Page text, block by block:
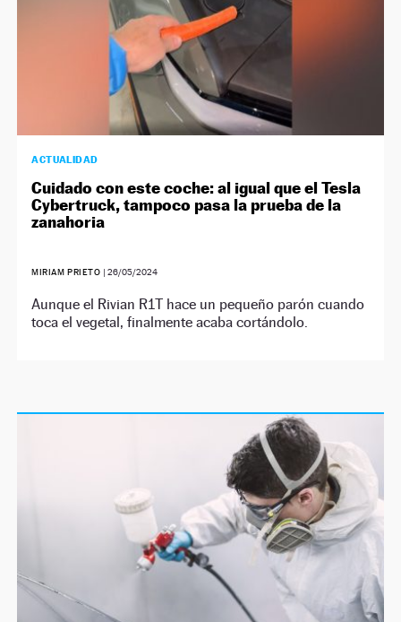
ACTUALIDAD
Cuidado con este coche: al igual que el Tesla
Cybertruck, tampoco pasa la prueba de la
zanahoria
MIRIAM PRIETO | 26/05/2024
Aunque el Rivian R1T hace un pequeño parón cuando
toca el vegetal, finalmente acaba cortándolo.